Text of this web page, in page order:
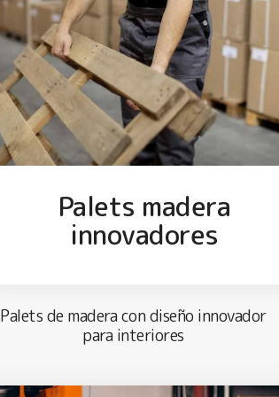
Palets madera
innovadores
Palets de madera con diseño innovador
para interiores